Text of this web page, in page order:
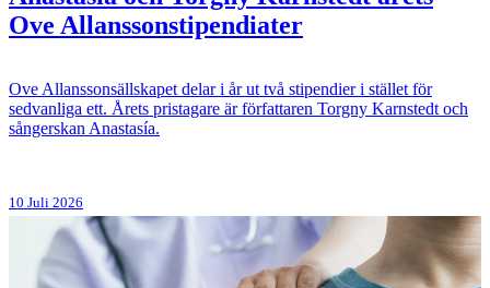
Ove Allanssonstipendiater
Ove Allanssonsällskapet delar i år ut två stipendier i stället för
sedvanliga ett. Årets pristagare är författaren Torgny Karnstedt och
sångerskan Anastasía.
10 Juli 2026